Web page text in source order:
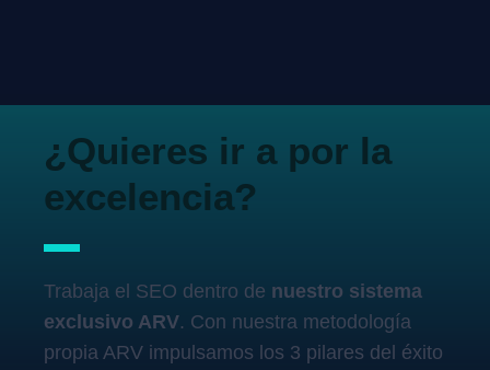
¿Quieres ir a por la
excelencia?
Trabaja el SEO dentro de nuestro sistema
exclusivo ARV. Con nuestra metodología
propia ARV impulsamos los 3 pilares del éxito